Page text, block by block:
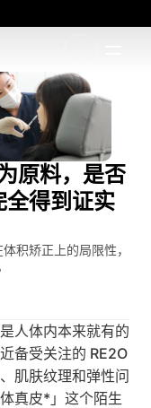
原料，是否
全得到证实
积矫正上的局限性，
人体内本来就有的
备受关注的 RE2O
肌肤纹理和弹性问
真皮*」这个陌生
workshop 🌸